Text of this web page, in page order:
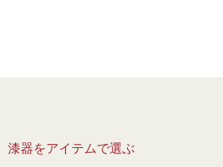
漆器をアイテムで選ぶ